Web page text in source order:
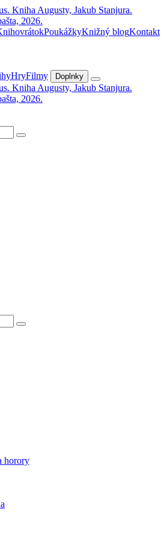
PoukážkyKnižný blogKontakt
HryFilmy Doplnky
horory